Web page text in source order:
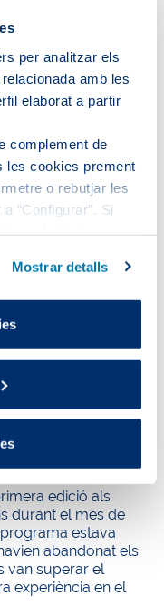
per analitzar els
amb les
elaborat a partir
complement de
les cookies prement
o rebutjar les
“Configurar”. Si
web funcioni i que,
nostra
Mostrar detalls
verda
al territori,
de les persones
risc d’exclusió
inclou
cada persona
de les
verdes
proporcionar
delsector
al mercat laboral
assoleixen el
Espais Oberts i
persones majors de
durada, amb
edició als
durant el mes de
estava
abandonat els
van superar el
experiència en el